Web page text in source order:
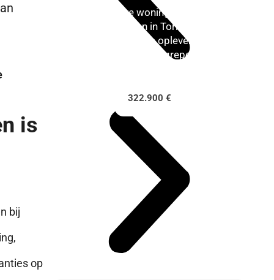
Exclusieve woning klaar om
in te trekken in Torrevieja.
Onmiddellijke oplevering
met alles inbegrepen.
322.900 €
is
bij
op